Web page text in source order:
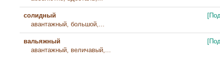
солидный
авантажный, большой,...
вальяжный
авантажный, величавый,...